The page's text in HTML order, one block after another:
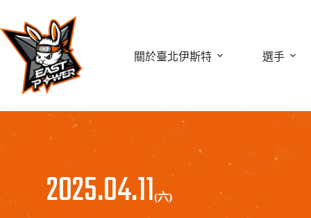
至
主
關於臺北伊斯特 選手
2025.04.11(六)